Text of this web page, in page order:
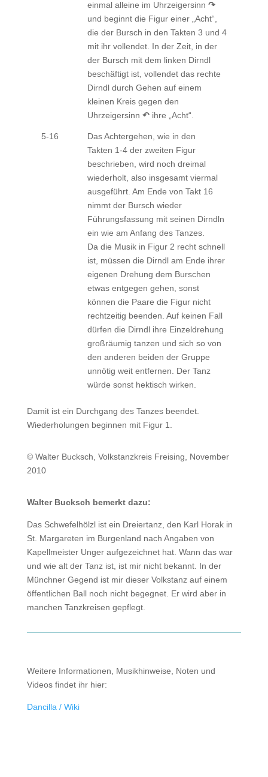
einmal alleine im Uhrzeigersinn ↷
und beginnt die Figur einer „Acht“,
die der Bursch in den Takten 3 und 4
mit ihr vollendet. In der Zeit, in der
der Bursch mit dem linken Dirndl
beschäftigt ist, vollendet das rechte
Dirndl durch Gehen auf einem
kleinen Kreis gegen den
Uhrzeigersinn ↶ihre „Acht“.
5-16
Das Achtergehen, wie in den
Takten 1-4 der zweiten Figur
beschrieben, wird noch dreimal
wiederholt, also insgesamt viermal
ausgeführt. Am Ende von Takt 16
nimmt der Bursch wieder
Führungsfassung mit seinen Dirndln
ein wie am Anfang des Tanzes.
Da die Musik in Figur 2 recht schnell
ist, müssen die Dirndl am Ende ihrer
eigenen Drehung dem Burschen
etwas entgegen gehen, sonst
können die Paare die Figur nicht
rechtzeitig beenden. Auf keinen Fall
dürfen die Dirndl ihre Einzeldrehung
großräumig tanzen und sich so von
den anderen beiden der Gruppe
unnötig weit entfernen. Der Tanz
würde sonst hektisch wirken.
Damit ist ein Durchgang des Tanzes beendet.
Wiederholungen beginnen mit Figur 1.
© Walter Bucksch, Volkstanzkreis Freising, November
2010
Walter Bucksch bemerkt dazu:
Das Schwefelhölzl ist ein Dreiertanz, den Karl Horak in
St. Margareten im Burgenland nach Angaben von
Kapellmeister Unger aufgezeichnet hat. Wann das war
und wie alt der Tanz ist, ist mir nicht bekannt. In der
Münchner Gegend ist mir dieser Volkstanz auf einem
öffentlichen Ball noch nicht begegnet. Er wird aber in
manchen Tanzkreisen gepflegt.
Weitere Informationen, Musikhinweise, Noten und
Videos findet ihr hier:
Dancilla / Wiki